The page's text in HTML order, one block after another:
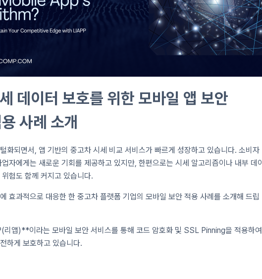
데이터 보호를 위한 모바일 앱 보안
사례 소개
화되면서, 앱 기반의 중고차 시세 비교 서비스가 빠르게 성장하고 있습니다. 소비자
자에게는 새로운 기회를 제공하고 있지만, 한편으로는 시세 알고리즘이나 내부 데이
험도 함께 커지고 있습니다.
효과적으로 대응한 한 중고차 플랫폼 기업의 모바일 보안 적용 사례를 소개해 드립
앱)**이라는 모바일 보안 서비스를 통해 코드 암호화 및 SSL Pinning을 적용하여
하게 보호하고 있습니다.